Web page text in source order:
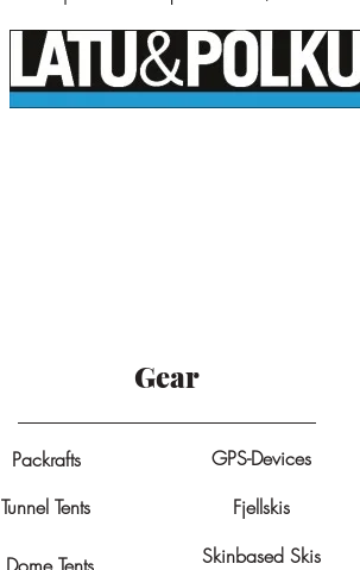
Gear
Packrafts
Tunnel Tents
GPS-Devices
Fjellskis
Skinbased Skis